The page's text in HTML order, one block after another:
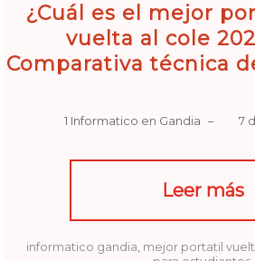
¿Cuál es el mejor
vuelta al cole
Comparativa técnica
1 Informatico en Gandia – 7
Leer más
informatico gandia, mejor portatil